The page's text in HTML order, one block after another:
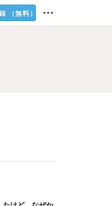
（無料）